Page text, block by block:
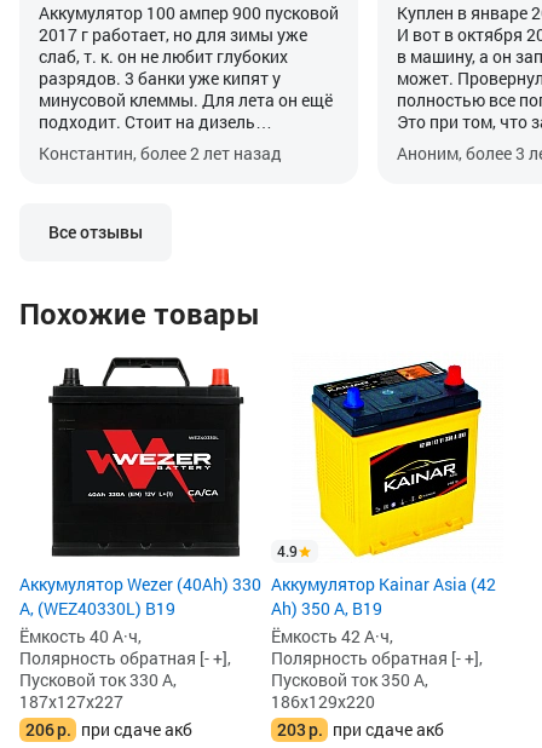
Аккумулятор 100 ампер 900 пусковой
2017 г работает, но для зимы уже
слаб, т. к. он не любит глубоких
разрядов. 3 банки уже кипят у
минусовой клеммы. Для лета он ещё
подходит. Стоит на дизель
автомобиль Мерседес спринтер
2001г. Гарантия была, когда
зарядку домашнюю, чтоб работал на
Константин, более 2 лет назад
Куплен в январе
И вот в октября
в машину, а он
может.
полностью все
Это при том, что
генератора
вольтметром,
Но оставил на
поддержки.
запустить авто.
Сдать по
потерялся
он неладен.
Аноним, более 3
Все отзывы
Похожие товары
Аккумулятор Wezer (40Ah) 330
А, (WEZ40330L) B19
Ёмкость 40 А·ч,
Полярность обратная [- +],
Пусковой ток 330 А,
187x127x227
206р. при сдаче акб
4.9
Аккумулятор Kainar Asia (42
Ah) 350 А, B19
Ёмкость 42 А·ч,
Полярность обратная [- +],
Пусковой ток 350 А,
186x129x220
203р. при сдаче акб